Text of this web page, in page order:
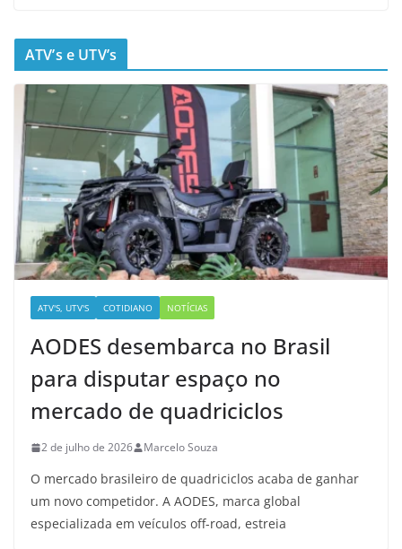
ATV’s e UTV’s
ATV'S, UTV'S COTIDIANO NOTÍCIAS
AODES desembarca no Brasil
para disputar espaço no
mercado de quadriciclos
2 de julho de 2026 Marcelo Souza
O mercado brasileiro de quadriciclos acaba de ganhar
um novo competidor. A AODES, marca global
especializada em veículos off-road, estreia